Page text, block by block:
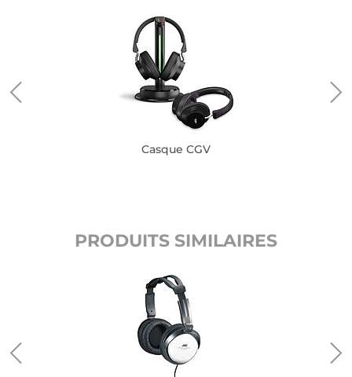
Casque CGV
PRODUITS SIMILAIRES